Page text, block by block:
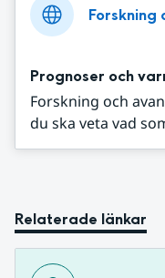
Forskning
Prognoser och
Forskning och
du ska veta vad
Relaterade länkar